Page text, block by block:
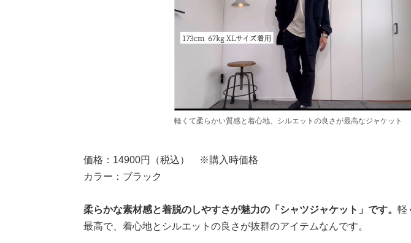
軽くて柔らかい質感と着心地、シルエットの良さが最高なジャケット
価格：14900円（税込） ※購入時価格
カラー：ブラック
柔らかな素材感と着脱のしやすさが魅力の「シャツジャケット」です。 軽
最高で、着心地とシルエットの良さが抜群のアイテムなんです。